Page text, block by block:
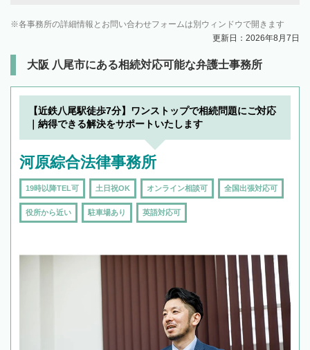
各事務所の詳細情報とお問い合わせフォームは別ウィンドウで開きます
更新日：2026年8月7日
大阪 八尾市にある相続対応可能な弁護士事務所
【近鉄八尾駅徒歩7分】ワンストップで相続問題にご対応
｜納得できる解決をサポートいたします
河原綜合法律事務所
19時以降TEL可 土日祝OK オンライン相談可 全国出張対応可
役所から近い 駐車場あり 英語対応可